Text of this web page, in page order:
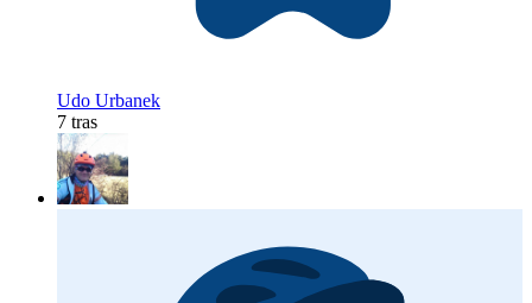
Udo Urbanek
7 tras